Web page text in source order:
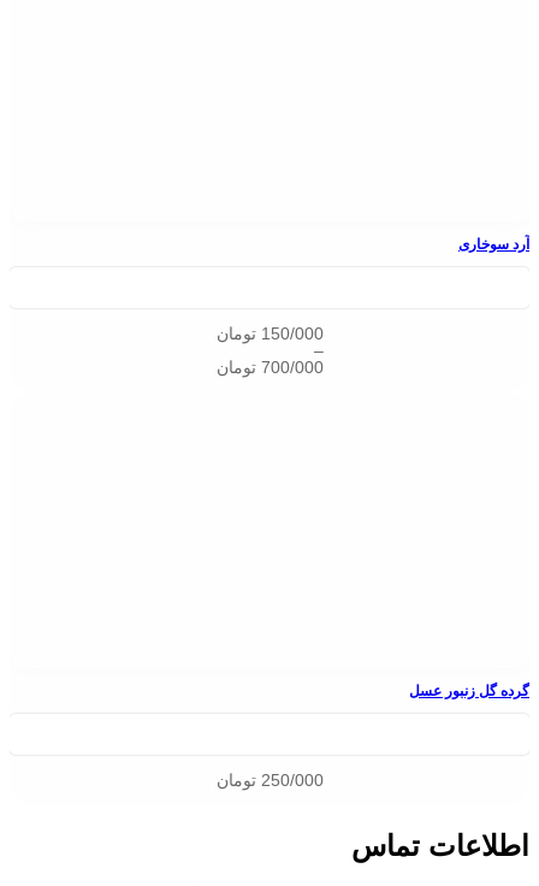
آرد سوخاری
150/000 تومان
–
700/000 تومان
گرده گل زنبور عسل
250/000 تومان
اطلاعات تماس